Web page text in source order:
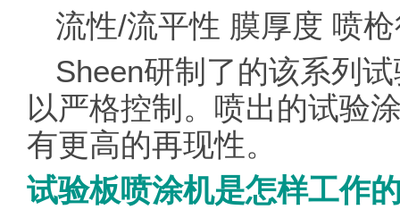
流性/流平性 膜厚度 喷
Sheen研制了的该系列
以严格控制。喷出的试验
有更高的再现性。
试验板喷涂机是怎样工作